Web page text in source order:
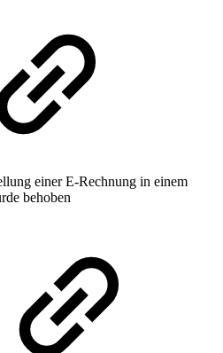
einer E-Rechnung in einem
behoben